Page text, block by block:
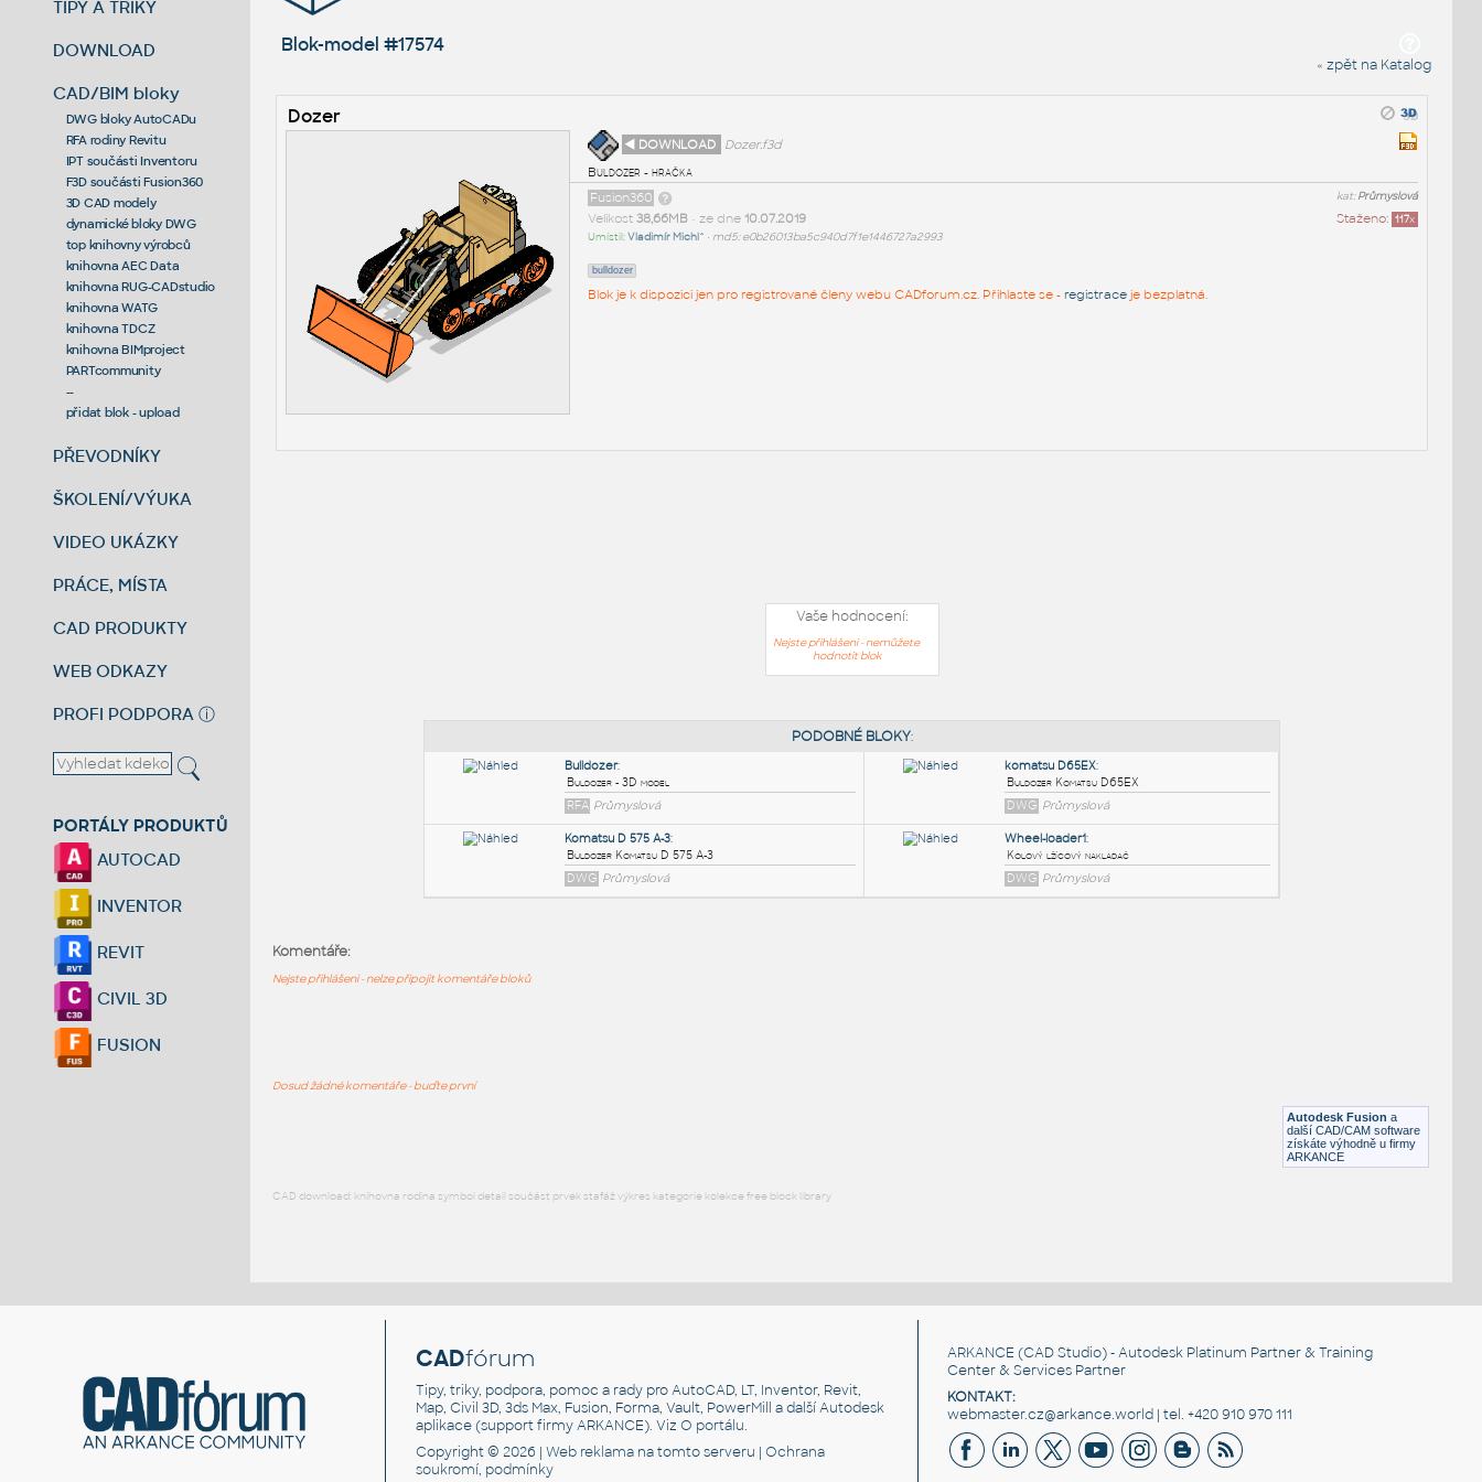
TIPY A TRIKY
DOWNLOAD
CAD/BIM bloky
DWG bloky AutoCADu
RFA rodiny Revitu
IPT součásti Inventoru
F3D součásti Fusion360
3D CAD modely
dynamické bloky DWG
top knihovny výrobců
knihovna AEC Data
knihovna RUG-CADstudio
knihovna WATG
knihovna TDCZ
knihovna BIMproject
PARTcommunity
--
přidat blok - upload
PŘEVODNÍKY
ŠKOLENÍ/VÝUKA
VIDEO UKÁZKY
PRÁCE, MÍSTA
CAD PRODUKTY
WEB ODKAZY
PROFI PODPORA ⓘ
PORTÁLY PRODUKTŮ
AUTOCAD
INVENTOR
REVIT
CIVIL 3D
FUSION
Blok-model #17574
« zpět na Katalog
Dozer
◄ DOWNLOAD
Dozer.f3d
Buldozer - hračka
kat:Průmyslová
Fusion360
Staženo: 117x
Velikost 38,66MB• ze dne 10.07.2019
Umístil:Vladimír Michl^ • md5: e0b26013ba5c940d7f1e1446727a2993
bulldozer
Blok je k dispozici jen pro registrované členy webu CADforum.cz. Přihlaste se - registraceje bezplatná.
Vaše hodnocení:
Nejste přihlášeni - nemůžete
hodnotit blok
PrůmyslováAutodesk Fusion a
další CAD/CAM software
získáte výhodně u firmy
ARKANCE
Komentáře:
Nejste přihlášeni - nelze připojit komentáře bloků
Dosud žádné komentáře - buďte první
CAD download: knihovna rodina symbol detail součást prvek stafáž výkres kategorie kolekce free block library
CADfórum
Tipy, triky, podpora, pomoc a rady pro AutoCAD, LT, Inventor, Revit,
Map, Civil 3D, 3ds Max, Fusion, Forma, Vault, PowerMill a další Autodesk
aplikace (support firmy ARKANCE). VizO portálu.
Copyright © 2026 |Web reklama na tomto serveru |Ochrana
soukromí, podmínky
ARKANCE (CAD Studio) - Autodesk Platinum Partner & Training
Center & Services Partner
KONTAKT:
webmaster.cz@arkance.world | tel. +420 910 970 111